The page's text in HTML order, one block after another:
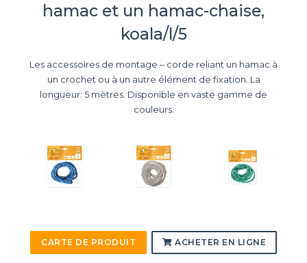
hamac et un hamac-chaise,
koala/l/5
Les accessoires de montage – corde reliant un hamac à
un crochet ou à un autre élément de fixation. La
longueur: 5 mètres. Disponible en vaste gamme de
couleurs.
CARTE DE PRODUIT ACHETER EN LIGNE